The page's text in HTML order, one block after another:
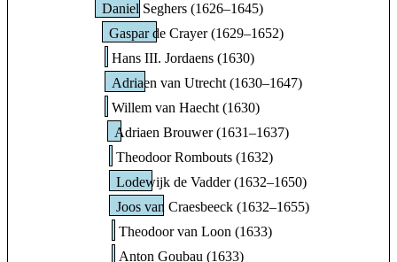
Daniel Seghers (1626–1645)
Gaspar de Crayer (1629–1652)
Hans III. Jordaens (1630)
Adriaen van Utrecht (1630–1647)
Willem van Haecht (1630)
Adriaen Brouwer (1631–1637)
Theodoor Rombouts (1632)
Lodewijk de Vadder (1632–1650)
Joos van Craesbeeck (1632–1655)
Theodoor van Loon (1633)
Anton Goubau (1633)